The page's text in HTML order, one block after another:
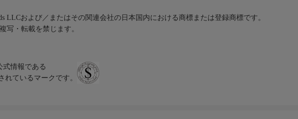
LLCおよび／またはその関連会社の日本国内における商標または登録商標です。
写・転載を禁じます。
式情報である
れているマークです。